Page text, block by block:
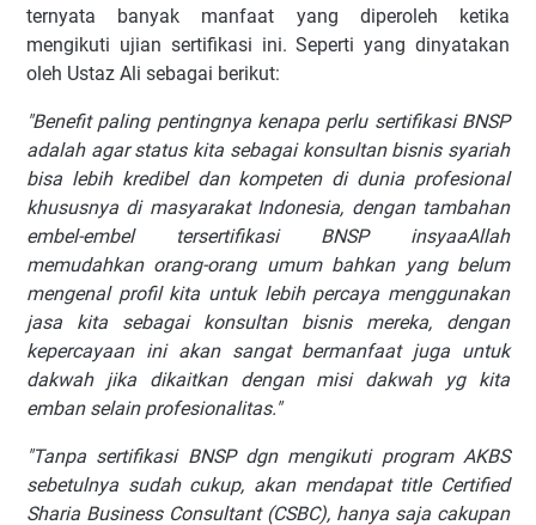
ternyata banyak manfaat yang diperoleh ketika
mengikuti ujian sertifikasi ini. Seperti yang dinyatakan
oleh Ustaz Ali sebagai berikut:
"Benefit paling pentingnya kenapa perlu sertifikasi BNSP
adalah agar status kita sebagai konsultan bisnis syariah
bisa lebih kredibel dan kompeten di dunia profesional
khususnya di masyarakat Indonesia, dengan tambahan
embel-embel tersertifikasi BNSP insyaaAllah
memudahkan orang-orang umum bahkan yang belum
mengenal profil kita untuk lebih percaya menggunakan
jasa kita sebagai konsultan bisnis mereka, dengan
kepercayaan ini akan sangat bermanfaat juga untuk
dakwah jika dikaitkan dengan misi dakwah yg kita
emban selain profesionalitas."
"Tanpa sertifikasi BNSP dgn mengikuti program AKBS
sebetulnya sudah cukup, akan mendapat title Certified
Sharia Business Consultant (CSBC), hanya saja cakupan